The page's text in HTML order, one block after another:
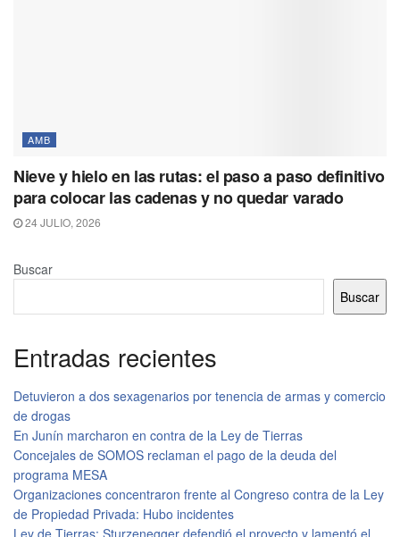
AMB
Nieve y hielo en las rutas: el paso a paso definitivo
para colocar las cadenas y no quedar varado
24 JULIO, 2026
Buscar
Buscar
Entradas recientes
Detuvieron a dos sexagenarios por tenencia de armas y comercio
de drogas
En Junín marcharon en contra de la Ley de Tierras
Concejales de SOMOS reclaman el pago de la deuda del
programa MESA
Organizaciones concentraron frente al Congreso contra de la Ley
de Propiedad Privada: Hubo incidentes